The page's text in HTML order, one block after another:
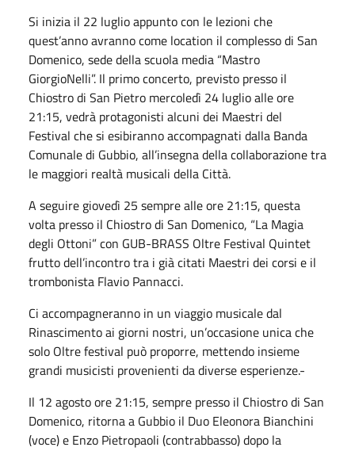
Si inizia il 22 luglio appunto con le lezioni che
quest’anno avranno come location il complesso di San
Domenico, sede della scuola media “Mastro
GiorgioNelli”. Il primo concerto, previsto presso il
Chiostro di San Pietro mercoledì 24 luglio alle ore
21:15, vedrà protagonisti alcuni dei Maestri del
Festival che si esibiranno accompagnati dalla Banda
Comunale di Gubbio, all’insegna dellacollaborazione tra
le maggiori realtà musicali della Città.
A seguire giovedì 25 sempre alle ore 21:15, questa
volta presso il Chiostro di San Domenico, “La Magia
degli Ottoni” con GUB-BRASS Oltre Festival Quintet
frutto dell’incontro tra i già citati Maestri dei corsi e il
trombonista Flavio Pannacci.
Ci accompagneranno in un viaggio musicale dal
Rinascimento ai giorni nostri, un’occasione unica che
solo Oltre festival può proporre, mettendo insieme
grandi musicisti provenienti da diverse esperienze.-
Il 12 agosto ore 21:15, sempre presso il Chiostro di San
Domenico, ritorna a Gubbio il Duo Eleonora Bianchini
(voce) e Enzo Pietropaoli (contrabbasso) dopo la